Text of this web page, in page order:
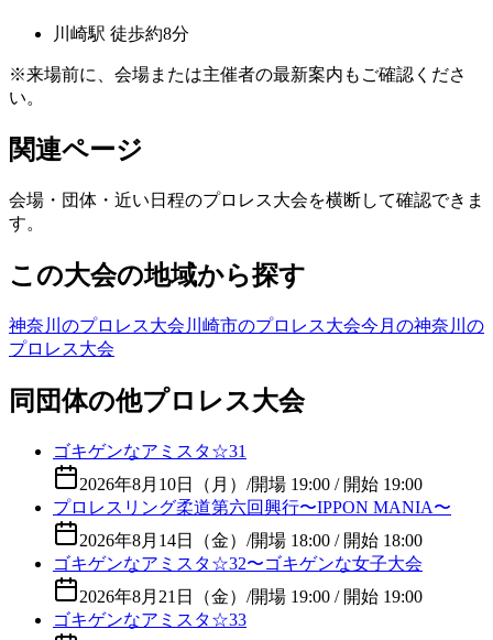
川崎駅 徒歩約8分
※来場前に、会場または主催者の最新案内もご確認くださ
い。
関連ページ
会場・団体・近い日程のプロレス大会を横断して確認できま
す。
この大会の地域から探す
神奈川のプロレス大会 川崎市のプロレス大会今月の神奈川の
プロレス大会
同団体の他プロレス大会
ゴキゲンなアミスタ☆31
2026年8月10日（月） /開場 19:00 / 開始 19:00
プロレスリング柔道第六回興行〜IPPON MANIA〜
2026年8月14日（金） /開場 18:00 / 開始 18:00
ゴキゲンなアミスタ☆32〜ゴキゲンな女子大会
2026年8月21日（金） /開場 19:00 / 開始 19:00
ゴキゲンなアミスタ☆33